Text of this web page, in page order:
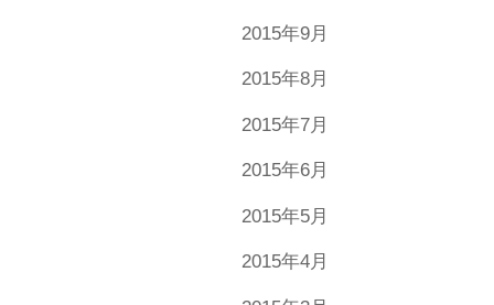
2015年9月
2015年8月
2015年7月
2015年6月
2015年5月
2015年4月